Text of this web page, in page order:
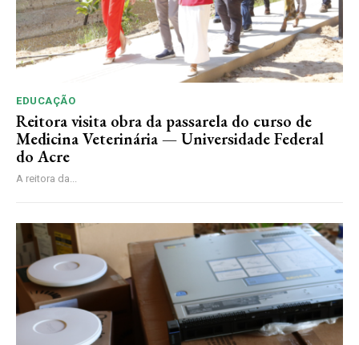
EDUCAÇÃO
Reitora visita obra da passarela do curso de
Medicina Veterinária — Universidade Federal
do Acre
A reitora da...